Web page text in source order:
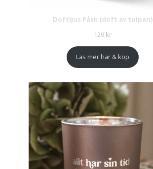
Doftljus Påsk (doft av tulpan)
129 kr
Läs mer här & köp